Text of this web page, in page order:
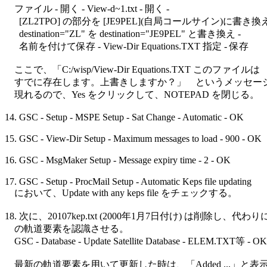
    ファイル - 開く - View-d~1.txt - 開く -
      [ZL2TPO] の部分を [JE9PEL](自局コールサイン)に書き換え
      destination="ZL" を destination="JE9PEL" と書き換え -
      名前を付けて保存 - View-Dir Equations.TXT 指定 - 保存
    ここで、「C:/wisp/View-Dir Equations.TXT このファイルは
すでに存在します。上書きしますか？」　というメッセー
    現れるので、Yes をクリックして、NOTEPAD を閉じる。
14. GSC - Setup - MSPE Setup - Sat Change - Automatic - OK
15. GSC - View-Dir Setup - Maximum messages to load - 900 - OK
16. GSC - MsgMaker Setup - Message expiry time - 2 - OK
17. GSC - Setup - ProcMail Setup - Automatic Keps file updating
    において、Update with any keps file をチェックする。
18. 次に、20107kep.txt (2000年1月7日付け) は削除し、代わり
    の軌道要素を認識させる。
    GSC - Database - Update Satellite Database - ELEM.TXT等 - OK
最新の軌道要素を用いて更新した時は、「Added ...」と表